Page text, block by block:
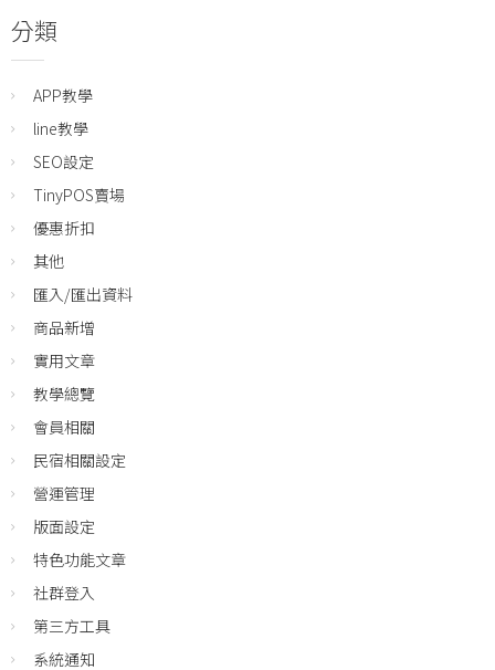
分類
APP教學
line教學
SEO設定
TinyPOS賣場
優惠折扣
其他
匯入/匯出資料
商品新增
實用文章
教學總覽
會員相關
民宿相關設定
營運管理
版面設定
特色功能文章
社群登入
第三方工具
系統通知